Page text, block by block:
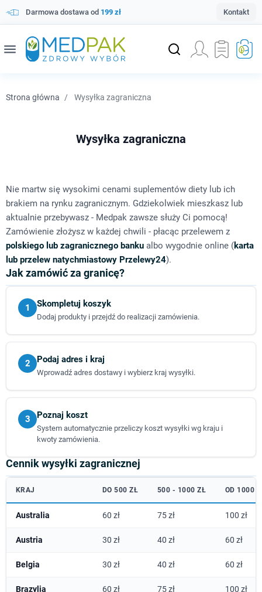
Darmowa dostawa od 199 zł Kontakt
menu
Strona główna Wysyłka zagraniczna
Wysyłka zagraniczna
Nie martw się wysokimi cenami suplementów diety lub ich
brakiem na rynku zagranicznym. Gdziekolwiek mieszkasz lub
aktualnie przebywasz - Medpak zawsze służy Ci pomocą!
Zamówienie złożysz w każdej chwili - płacąc przelewem z
polskiego lub zagranicznego banku albo wygodnie online (karta
lub przelew natychmiastowy Przelewy24).
Jak zamówić za granicę?
1 Skompletuj koszyk
Dodaj produkty i przejdź do realizacji zamówienia.
2 Podaj adres i kraj
Wprowadź adres dostawy i wybierz kraj wysyłki.
3 Poznaj koszt
System automatycznie przeliczy koszt wysyłki wg kraju i
kwoty zamówienia.
Cennik wysyłki zagranicznej
KRAJ DO 500 ZŁ 500 - 1000 ZŁ OD 1000
Australia 60 zł 75 zł 100 zł
Austria 30 zł 40 zł 60 zł
Belgia 30 zł 40 zł 60 zł
Brazylia 60 zł 75 zł 100 zł